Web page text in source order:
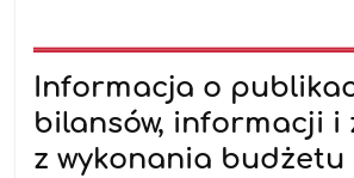
Informacja o
bilansów, informacji i
z wykonania budżetu